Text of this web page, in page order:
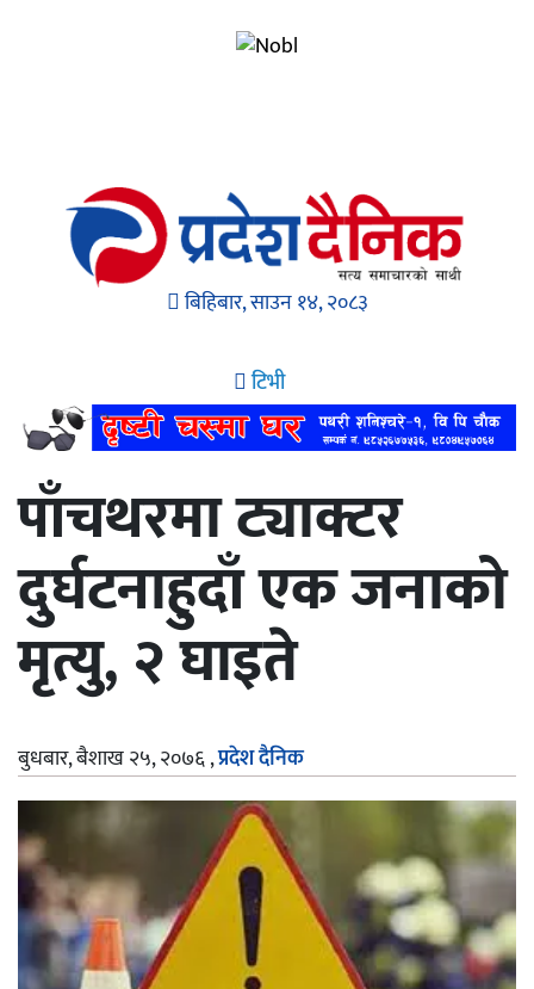
बिहिबार, साउन १४, २०८३
टिभी
पाँचथरमा ट्याक्टर
दुर्घटनाहुदाँ एक जनाको
मृत्यु, २ घाइते
बुधबार, बैशाख २५, २०७६,प्रदेश दैनिक